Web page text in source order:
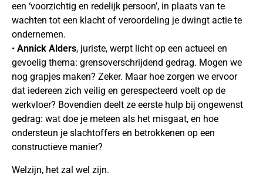
een ‘voorzichtig en redelijk persoon’, in plaats van te
wachten tot een klacht of veroordeling je dwingt actie te
ondernemen.
• Annick Alders, juriste, werpt licht op een actueel en
gevoelig thema: grensoverschrijdend gedrag. Mogen we
nog grapjes maken? Zeker. Maar hoe zorgen we ervoor
dat iedereen zich veilig en gerespecteerd voelt op de
werkvloer? Bovendien deelt ze eerste hulp bij ongewenst
gedrag: wat doe je meteen als het misgaat, en hoe
ondersteun je slachtoffers en betrokkenen op een
constructieve manier?
Welzijn, het zal wel zijn.